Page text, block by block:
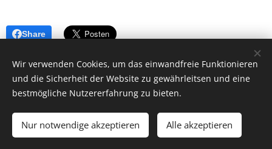
Share
© 2023 Freiwillige Feuerwehr Jois |Impressum
NOTRUF 122
Unterstützt von
Wir verwenden Cookies, um das einwandfreie Funktionieren
und die Sicherheit der Website zu gewährleitsen und eine
bestmögliche Nutzererfahrung zu bieten.
Nur notwendige akzeptieren Alle akzeptieren